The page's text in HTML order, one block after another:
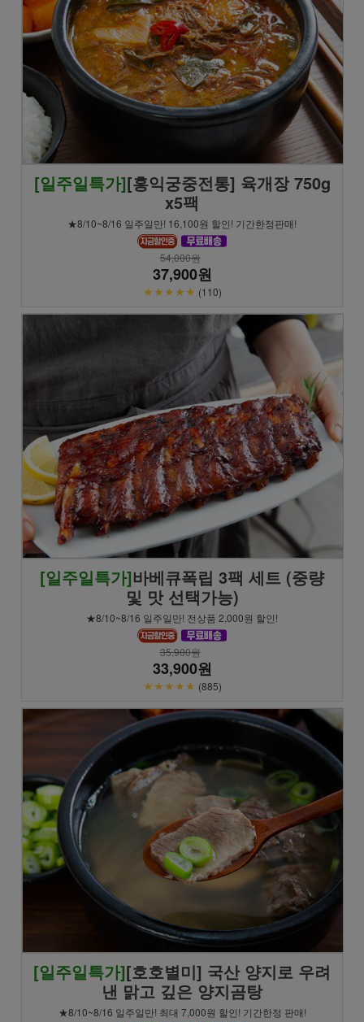
[일주일특가][홍익궁중전통] 육개장 750g
x5팩
★8/10~8/16 일주일만! 16,100원 할인! 기간한정판매!
54,000원
37,900원
★★★★★ (110)
[일주일특가]바베큐폭립 3팩 세트 (중량
및 맛 선택가능)
★8/10~8/16 일주일만! 전상품 2,000원 할인!
35,900원
33,900원
★★★★★ (885)
[일주일특가][호호별미] 국산 양지로 우려
낸 맑고 깊은 양지곰탕
★8/10~8/16 일주일만! 최대 7,000원 할인! 기간한정 판매!